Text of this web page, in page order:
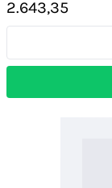
2.643,35